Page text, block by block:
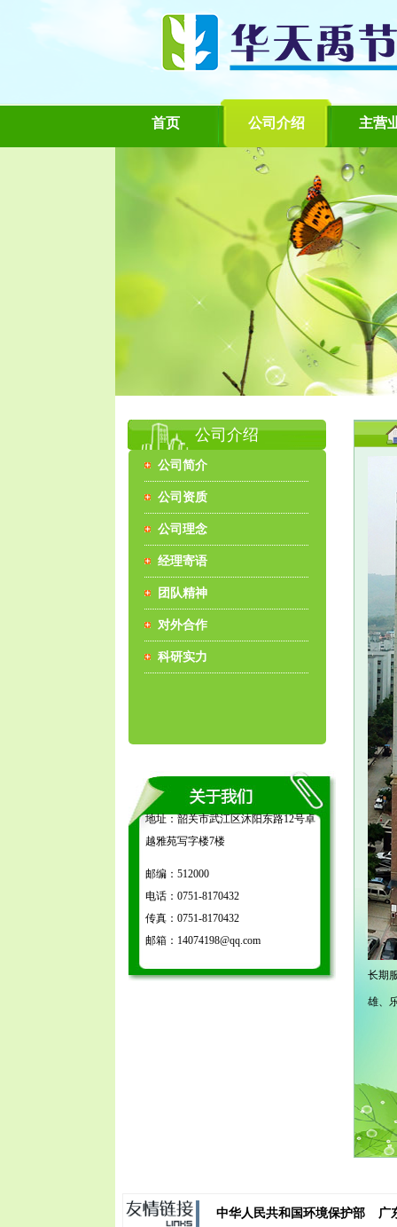
首页 公司介绍 主营
公司介绍
公司简介
公司资质
公司理念
经理寄语
团队精神
对外合作
科研实力
地址：韶关市武江区沐阳东路12号卓
越雅苑写字楼7楼
邮编：512000
电话：0751-8170432
传真：0751-8170432
邮箱：14074198@qq.com
长期
雄、
中华人民共和国环境保护部 广